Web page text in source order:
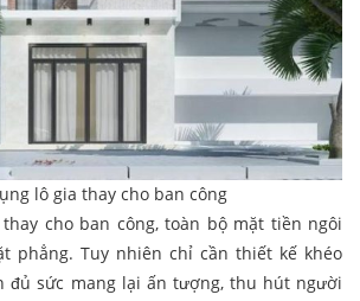
lô gia thay cho ban công
cho ban công, toàn bộ mặt tiền ngôi
phẳng. Tuy nhiên chỉ cần thiết kế khéo
đủ sức mang lại ấn tượng, thu hút người